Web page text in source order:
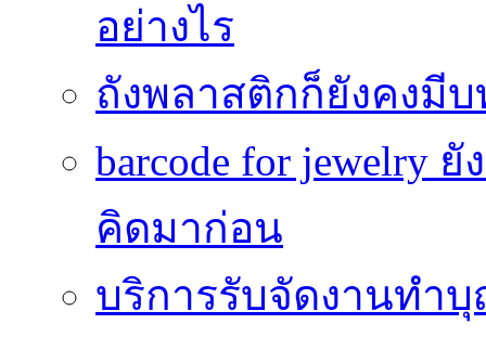
อย่างไร
ถังพลาสติกก็ยังคงมี
barcode for jewelry
คิดมาก่อน
บริการรับจัดงานทำ